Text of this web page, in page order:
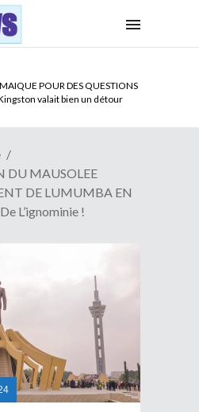
POUR DES QUESTIONS
: Kingston valait bien un détour
TETE DU SENAT BENINOIS :
sans partir !
DU MAUSOLEE
DE LUMUMBA EN
L’ignominie !